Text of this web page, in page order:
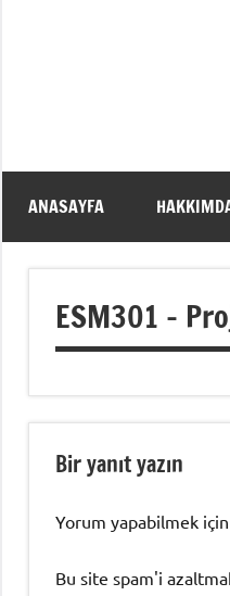
ANASAYFA
ESM301 –
Bir yanıt yazın
Yorum yapabilmek için
Bu site spam'i